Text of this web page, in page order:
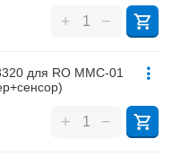
+ −
для RO MMC-01
+ −